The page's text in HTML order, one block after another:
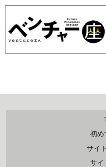
初め
サイ
サイ